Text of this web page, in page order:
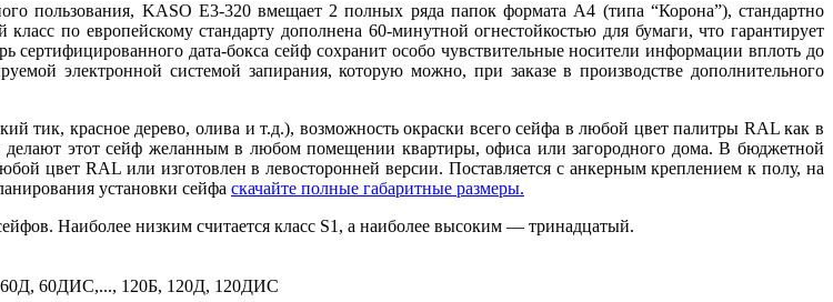
пользования, KASO E3-320 вмещает 2 полных ряда папок формата A4 (типа “Корона”), стандартно
по европейскому стандарту дополнена 60-минутной огнестойкостью для бумаги, что гарантирует
дата-бокса сейф сохранит особо чувствительные носители информации вплоть до
электронной системой запирания, которую можно, при заказе в производстве дополнительного
тик, красное дерево, олива и т.д.), возможность окраски всего сейфа в любой цвет палитры RAL как в
делают этот сейф желанным в любом помещении квартиры, офиса или загородного дома. В бюджетной
цвет RAL или изготовлен в левосторонней версии. Поставляется с анкерным креплением к полу, на
установки сейфа скачайте полные габаритные размеры.
Наиболее низким считается класс S1, а наиболее высоким — тринадцатый.
60Д, 60ДИС,..., 120Б, 120Д, 120ДИС